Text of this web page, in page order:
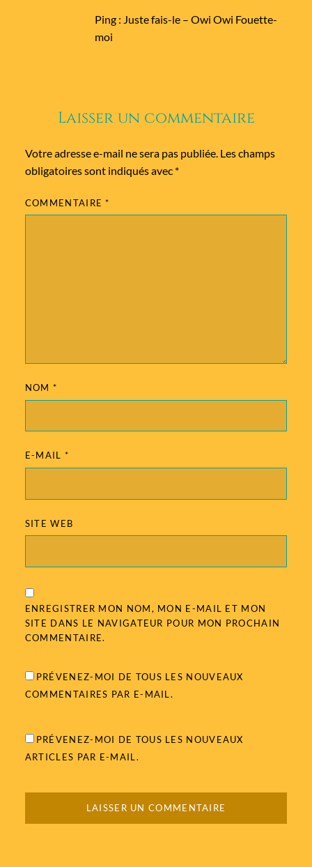
Ping : Juste fais-le – Owi Owi Fouette-
moi
Laisser un commentaire
Votre adresse e-mail ne sera pas publiée. Les champs
obligatoires sont indiqués avec *
COMMENTAIRE*
NOM*
E-MAIL *
SITE WEB
ENREGISTRER MON NOM, MON E-MAIL ET MON
SITE DANS LE NAVIGATEUR POUR MON PROCHAIN
COMMENTAIRE.
PRÉVENEZ-MOI DE TOUS LES NOUVEAUX
COMMENTAIRES PAR E-MAIL.
PRÉVENEZ-MOI DE TOUS LES NOUVEAUX
ARTICLES PAR E-MAIL.